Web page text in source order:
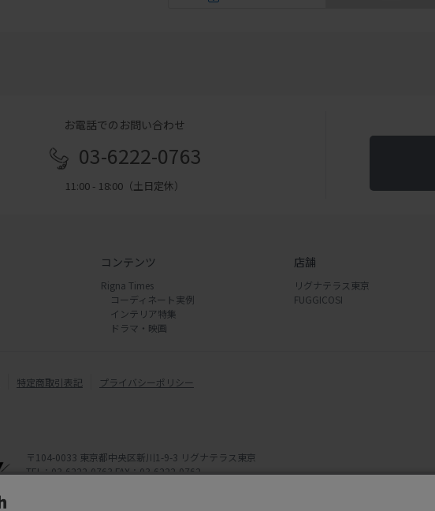
お電話でのお問い合わせ
03-6222-0763
11:00 - 18:00（土日定休）
コンテンツ
Rigna Times
コーディネート実例
インテリア特集
ドラマ・映画
店舗
リグナテラス東京
FUGGICOSI
特定商取引表記 プライバシーポリシー
〒104-0033 東京都中央区新川1-9-3 リグナテラス東京
TEL：03-6222-0763 FAX：03-6222-0762